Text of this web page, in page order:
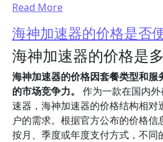
Read More
海神加速器的价格是否
海神加速器的价格是
海神加速器的价格因套餐类型和服
的市场竞争力。
作为一款在国内
速器，海神加速器的价格结构相对
户的需求。根据官方公布的价格信
按月、季度或年度支付方式，不同